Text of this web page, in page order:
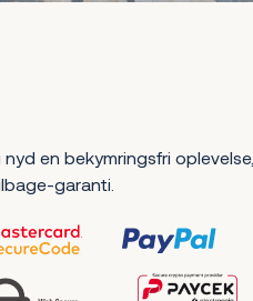
en bekymringsfri oplevelse,
garanti.